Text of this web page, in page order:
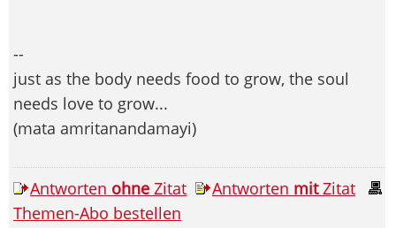
--
just as the body needs food to grow, the soul
needs love to grow...
(mata amritanandamayi)
Antworten ohne Zitat Antworten mitZitat
Themen-Abo bestellen